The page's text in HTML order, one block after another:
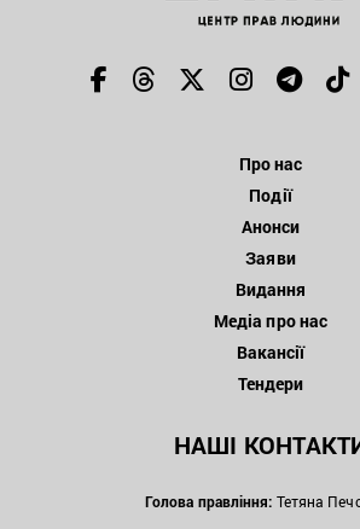
Про нас
Події
Анонси
Заяви
Видання
Медіа про нас
Вакансії
Тендери
НАШІ
Голова правління: Тетяна